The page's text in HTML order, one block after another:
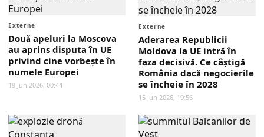
Externe
Două apeluri la Moscova
au aprins disputa în UE
privind cine vorbește în
numele Europei
19 Jun 2026, 00:44
Externe
Aderarea Republicii
Moldova la UE intră în
faza decisivă. Ce câștigă
România dacă negocierile
se încheie în 2028
15 Jun 2026, 19:56